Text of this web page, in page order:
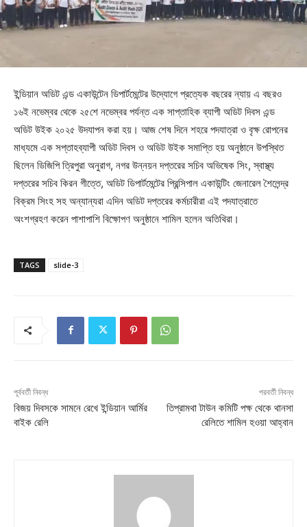
ইন্ডিয়ান অডিট এন্ড একাউন্টেন ডিপার্টমেন্টের উদ্যোগে প্রত্যেক বছরের ন্যায় এ বছরও
১৬ই নভেম্বর থেকে ২৫শে নভেম্বর পর্যন্ত এক সাপ্তাহিক ব্যাপী অডিট দিবস এন্ড
অডিট উইক ২০২৫ উদযাপন করা হয়। আজ শেষ দিনে শহরে পদযাত্রা ও বৃক্ষ রোপনের
মাধ্যমে এক সপ্তাহব্যাপী অডিট দিবস ও অডিট উইক সমাপ্তি হয় অনুষ্ঠানে উপস্থিত
ছিলেন ডিজিপি ত্রিপুরা অনুরাগ, নগর উন্নয়ন দপ্তরের সচিব অভিষেক সিং, স্বাস্থ্য
দপ্তরের সচিব কিরন গীত্তে, অডিট ডিপার্টমেন্টের প্রিন্সিপাল একাউন্টিং জেনারেল শৈলেন্দ্র
বিক্রম সিংহ সহ অন্যান্যরা এদিন অডিট দপ্তরের কর্মচারীরা এই পদযাত্রাতে
অংশগ্রহণ করেন পাশাপাশি বিক্ষোপণ অনুষ্ঠানে শামিল হলেন অতিথিরা।
TAGS slide-3
পূর্ববর্তী নিবন্ধ
বিজয় দিবসকে সামনে রেখে ইন্ডিয়ান আর্মির
বাইক রেলি
পরবর্তী নিবন্ধ
তিপ্রামথা টাউন কমিটি পক্ষ থেকে থানসা
রেলিতে শামিল হওয়া আহ্বান